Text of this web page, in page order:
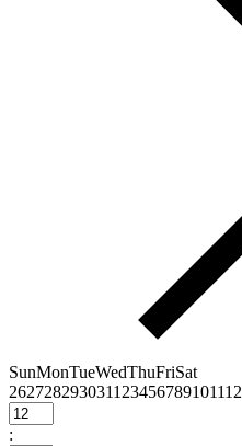
SunMonTueWedThuFriSat
2627282930311 23456789101112
: